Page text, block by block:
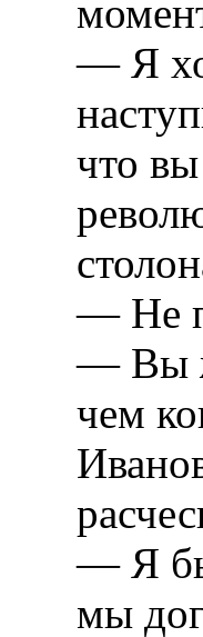
— Я
что
— Не
— Вы
чем
— Я бы
мы